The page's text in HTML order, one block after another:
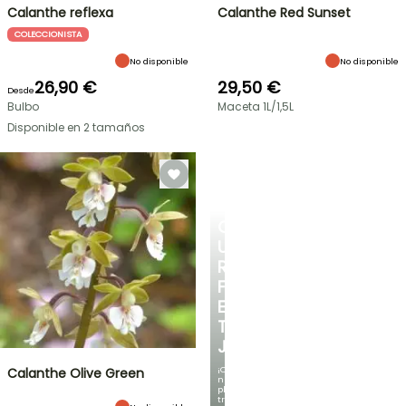
UN
RINCÓN
FRESCO
EN
TU
JARDÍN
¡Con
nuestras
plantas
trepadoras
Calanthe reflexa
COLECCIONISTA
No disponible
Desde26,90 €
Bulbo
Disponible en 2 tamaños
Calanthe Red Sunset
No disponible
29,50 €
Maceta 1L/1,5L
Calanthe Olive Green